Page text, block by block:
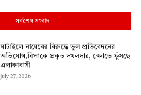
সর্বশেষ সংবাদ
ঘাটাইলে নায়েবের বিরুদ্ধে ভুল প্রতিবেদনের
অভিযোগ,বিপাকে প্রকৃত দখলদার, ক্ষোভে ফুঁসছে
এলাকাবাসী
July 27, 2026